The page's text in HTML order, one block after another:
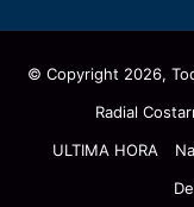
© Copyright 2026,
Radial
ULTIMA HORA